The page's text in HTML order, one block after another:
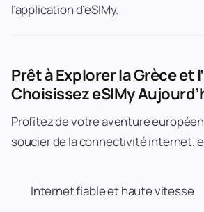
l’application d’eSIMy.
Prêt à Explorer la Grèce et
Choisissez eSIMy
Profitez de votre aventure
soucier de la connectivité internet.
Internet fiable et haute vitesse